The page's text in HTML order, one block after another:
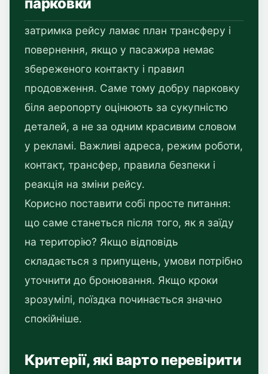
затримка рейсу ламає план трансферу і
повернення, якщо у пасажира немає
збереженого контакту і правил
продовження. Саме тому добру парковку
біля аеропорту оцінюють за сукупністю
деталей, а не за одним красивим словом
у рекламі. Важливі адреса, режим роботи,
контакт, трансфер, правила безпеки і
реакція на зміни рейсу.
Корисно поставити собі просте питання:
що саме станеться після того, як я заїду
на територію? Якщо відповідь
складається з припущень, умови потрібно
уточнити до бронювання. Якщо кроки
зрозумілі, поїздка починається значно
спокійніше.
Критерії, які варто перевірити